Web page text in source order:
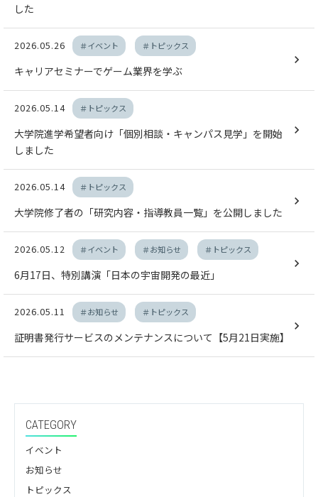
した
2026.05.26 ＃イベント ＃トピックス
キャリアセミナーでゲーム業界を学ぶ
2026.05.14 ＃トピックス
大学院進学希望者向け「個別相談・キャンパス見学」を開始
しました
2026.05.14 ＃トピックス
大学院修了者の「研究内容・指導教員一覧」を公開しました
2026.05.12 ＃イベント ＃お知らせ ＃トピックス
6月17日、特別講演「日本の宇宙開発の最近」
2026.05.11 ＃お知らせ ＃トピックス
証明書発行サービスのメンテナンスについて【5月21日実施】
CATEGORY
イベント
お知らせ
トピックス